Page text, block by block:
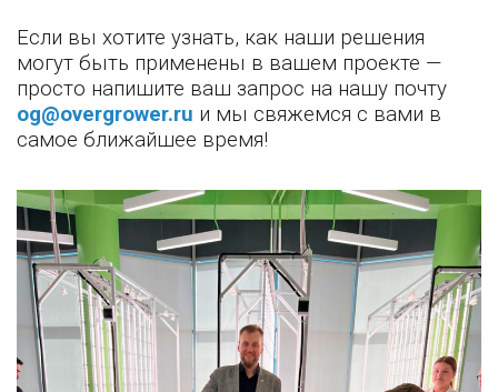
Если вы хотите узнать, как наши решения
могут быть применены в вашем проекте —
просто напишите ваш запрос на нашу почту
og@overgrower.ru и мы свяжемся с вами в
самое ближайшее время!